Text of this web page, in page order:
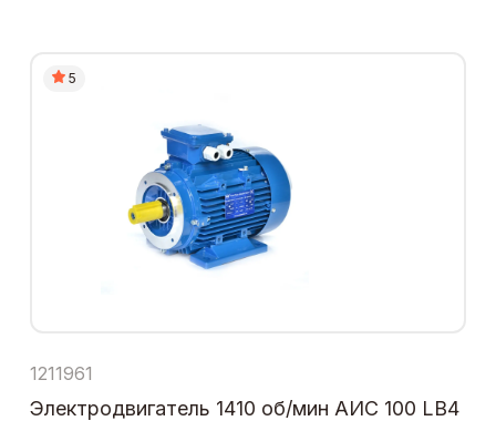
5
1211961
Электродвигатель 1410 об/мин АИС 100 LB4